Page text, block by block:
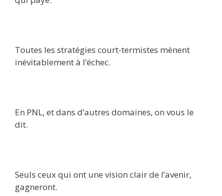
Toutes les stratégies court-termistes mènent
inévitablement à l’échec.
En PNL, et dans d’autres domaines, on vous le
dit.
Seuls ceux qui ont une vision clair de l’avenir,
gagneront.